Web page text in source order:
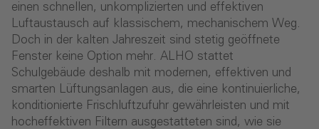
einen schnellen, unkomplizierten und effektiven
Luftaustausch auf klassischem, mechanischem Weg.
Doch in der kalten Jahreszeit sind stetig geöffnete
Fenster keine Option mehr. ALHO stattet
Schulgebäude deshalb mit modernen, effektiven und
smarten Lüftungsanlagen aus, die eine kontinuierliche,
konditionierte Frischluftzufuhr gewährleisten und mit
hocheffektiven Filtern ausgestatteten sind, wie sie